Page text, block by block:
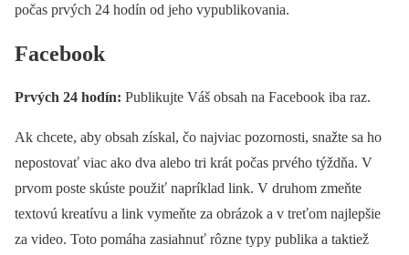
počas prvých 24 hodín od jeho vypublikovania.
Facebook
Prvých 24 hodín: Publikujte Váš obsah na Facebook iba raz.
Ak chcete, aby obsah získal, čo najviac pozornosti, snažte sa ho
nepostovať viac ako dva alebo tri krát počas prvého týždňa. V
prvom poste skúste použiť napríklad link. V druhom zmeňte
textovú kreatívu a link vymeňte za obrázok a v treťom najlepšie
za video. Toto pomáha zasiahnuť rôzne typy publika a taktiež